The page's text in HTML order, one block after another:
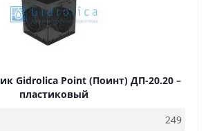
Gidrolica Point (Поинт) ДП-20.20 –
пластиковый
249